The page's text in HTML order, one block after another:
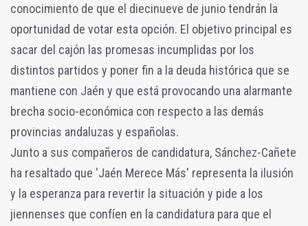
conocimiento de que el diecinueve de junio tendrán la
oportunidad de votar esta opción. El objetivo principal es
sacar del cajón las promesas incumplidas por los
distintos partidos y poner fin a la deuda histórica que se
mantiene con Jaén y que está provocando una alarmante
brecha socio-económica con respecto a las demás
provincias andaluzas y españolas.
Junto a sus compañeros de candidatura, Sánchez-Cañete
ha resaltado que 'Jaén Merece Más' representa la ilusión
y la esperanza para revertir la situación y pide a los
jiennenses que confíen en la candidatura para que el